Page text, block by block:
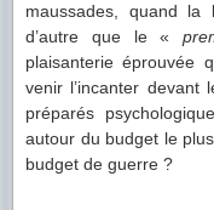
maussades, quand
d’autre que le «
plaisanterie éprouvée
venir l’incanter devant
préparés
autour du budget le
budget de guerre ?